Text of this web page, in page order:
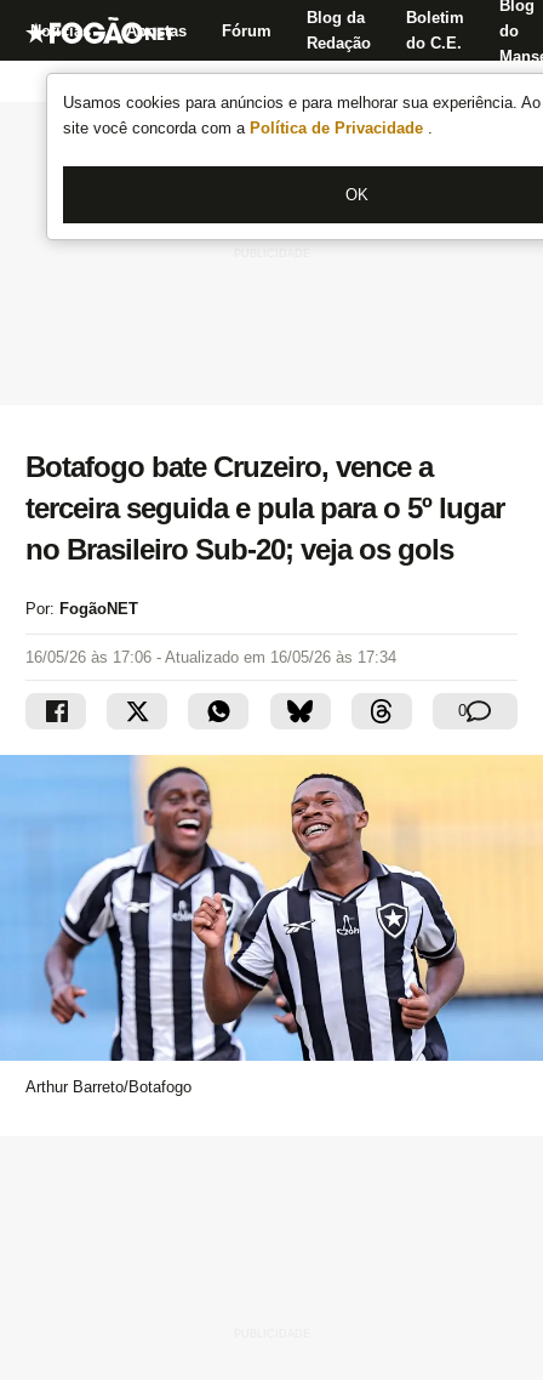
Usamos cookies para anúncios e para melhorar sua experiência.
site você concorda com a Política de Privacidade .
OK
Notícias Apostas Fórum
Blog da
Redação
Boletim
do C.E.
Blog
do
Botafogo bate Cruzeiro, vence a
terceira seguida e pula para o 5º lugar
no Brasileiro Sub-20; veja os gols
Por: FogãoNET
16/05/26 às 17:06 - Atualizado em 16/05/26 às 17:34
0
Arthur Barreto/Botafogo